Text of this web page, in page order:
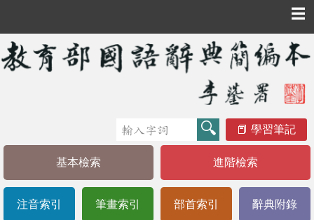
☰
學習筆記
基本檢索 進階檢索
注音索引 筆畫索引 部首索引 辭典附錄